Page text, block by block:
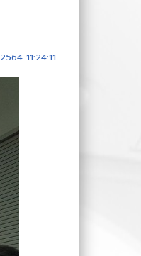
11:24:11